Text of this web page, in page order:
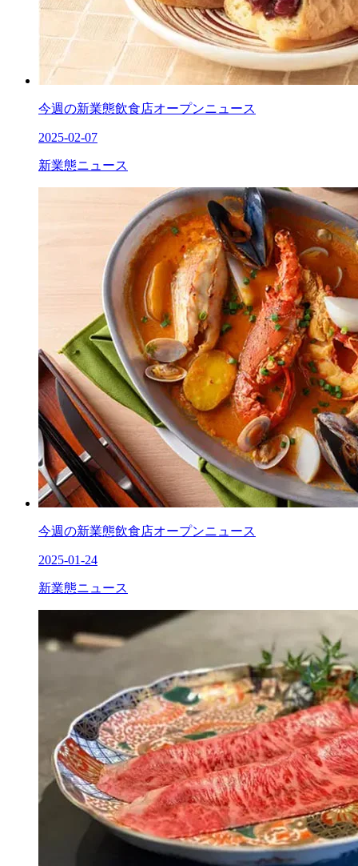
今週の新業態飲食店オープンニュース
2025-02-07
新業態ニュース
今週の新業態飲食店オープンニュース
2025-01-24
新業態ニュース